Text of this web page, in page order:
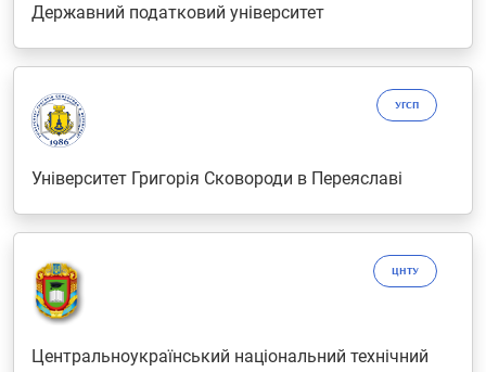
Державний податковий університет
УГСП
Університет Григорія Сковороди в Переяславі
ЦНТУ
Центральноукраїнський національний технічний